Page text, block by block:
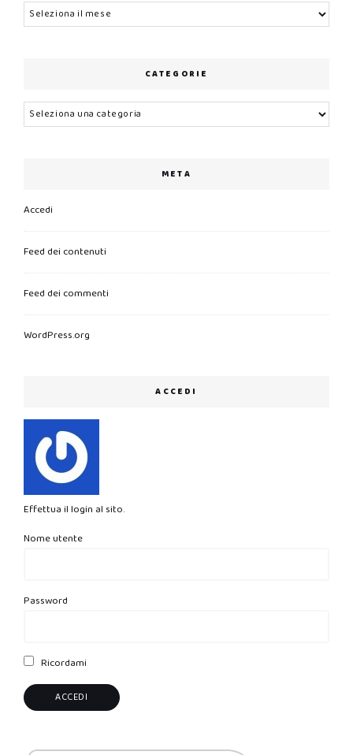
Archivi
CATEGORIE
Categorie
META
Accedi
Feed dei contenuti
Feed dei commenti
WordPress.org
ACCEDI
Effettua il login al sito.
Nome utente
Password
Ricordami